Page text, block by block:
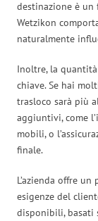
destinazione è un
Wetzikon
naturalmente
Inoltre, la
chiave. Se hai
trasloco sarà più
aggiuntivi, come
mobili, o
finale.
L’azienda offre
esigenze del
disponibili, basati